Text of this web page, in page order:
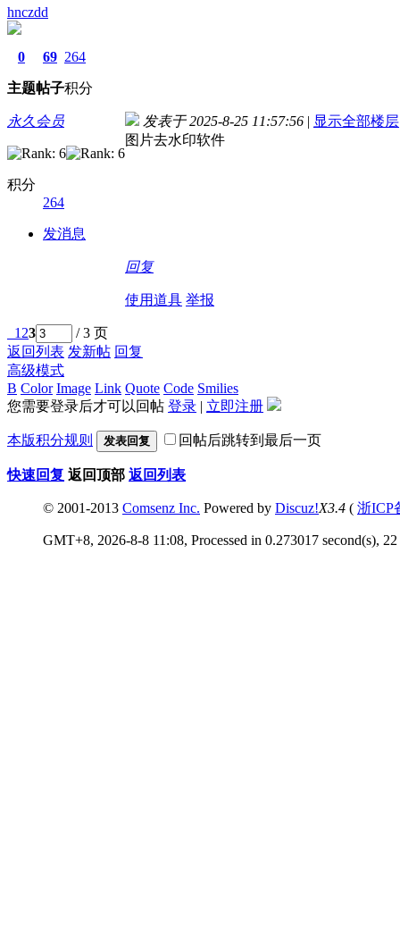
hnczdd
0
主题
69
帖子
264
积分
永久会员
积分
264
发消息
发表于 2025-8-25 11:57:56 | 显示全部楼层
图片去水印软件
回复
使用道具 举报
1 23
/ 3 页
返回列表 发新帖 回复
高级模式
B Color Image Link Quote Code Smilies
您需要登录后才可以回帖 登录 | 立即注册
本版积分规则 发表回复 回帖后跳转到最后一页
快速回复 返回顶部 返回列表
© 2001-2013 Comsenz Inc. Powered by Discuz!X3.4 ( 浙ICP
GMT+8, 2026-8-8 11:08, Processed in 0.273017 second(s), 22